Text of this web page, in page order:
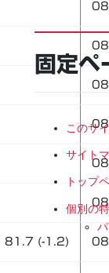
(-1.2)
固定ペ
このサ
サイト
トップ
個別の